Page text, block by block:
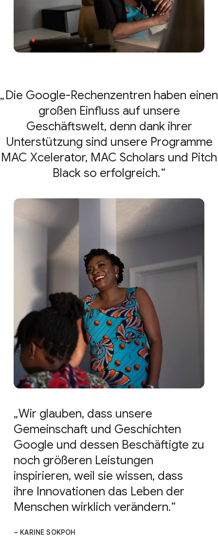
Die Google-Rechenzentren haben einen
großen Einfluss auf unsere
Geschäftswelt, denn dank ihrer
Unterstützung sind unsere Programme
MAC Xcelerator, MAC Scholars und Pitch
Black so erfolgreich.
Wir glauben, dass unsere
Gemeinschaft und Geschichten
Google und dessen Beschäftigte zu
noch größeren Leistungen
inspirieren, weil sie wissen, dass
ihre Innovationen das Leben der
Menschen wirklich verändern.
– KARINE SOKPOH